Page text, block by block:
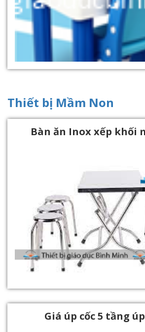
Thiết bị Mầm Non
Bàn ăn Inox xếp khối
Giá úp cốc 5 tầng